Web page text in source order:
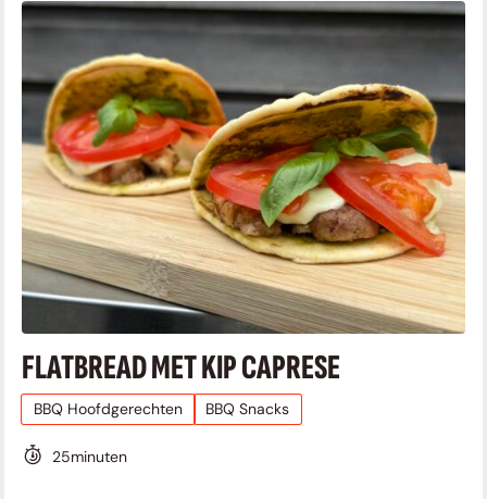
FLATBREAD MET KIP CAPRESE
BBQ Hoofdgerechten BBQ Snacks
25minuten